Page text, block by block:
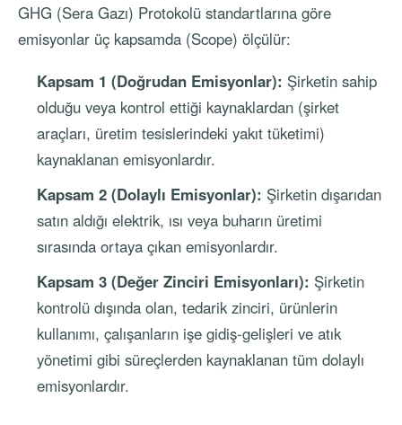
GHG (Sera Gazı) Protokolü standartlarına göre
emisyonlar üç kapsamda (Scope) ölçülür:
Kapsam 1 (Doğrudan Emisyonlar): Şirketin sahip
olduğu veya kontrol ettiği kaynaklardan (şirket
araçları, üretim tesislerindeki yakıt tüketimi)
kaynaklanan emisyonlardır.
Kapsam 2 (Dolaylı Emisyonlar): Şirketin dışarıdan
satın aldığı elektrik, ısı veya buharın üretimi
sırasında ortaya çıkan emisyonlardır.
Kapsam 3 (Değer Zinciri Emisyonları): Şirketin
kontrolü dışında olan, tedarik zinciri, ürünlerin
kullanımı, çalışanların işe gidiş-gelişleri ve atık
yönetimi gibi süreçlerden kaynaklanan tüm dolaylı
emisyonlardır.